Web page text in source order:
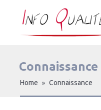
Connaissance
Home » Connaissance